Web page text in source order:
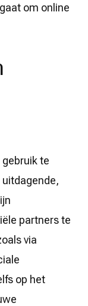
om online
te
partners te
via
op het